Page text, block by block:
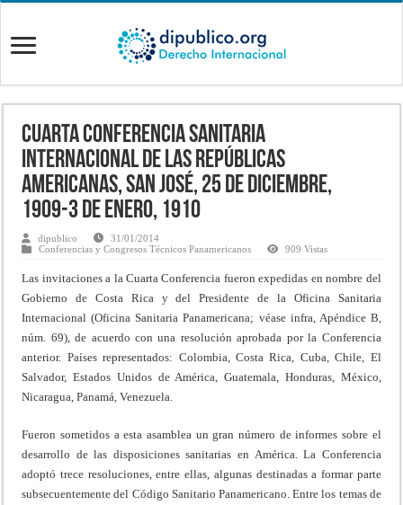
Cuarta Conferencia Sanitaria
Internacional de las Repúblicas
Americanas, San José, 25 de Diciembre,
1909-3 de Enero, 1910
dipublico
31/01/2014
Conferencias y Congresos Técnicos Panamericanos
909 Vistas
Las invitaciones a la Cuarta Conferencia fueron expedidas en nombre del
Gobierno de Costa Rica y del Presidente de la Oficina Sanitaria
Internacional (Oficina Sanitaria Panamericana; véase infra, Apéndice B,
núm. 69), de acuerdo con una resolución aprobada por la Conferencia
anterior. Países representados: Colombia, Costa Rica, Cuba, Chile, El
Salvador, Estados Unidos de América, Guatemala, Honduras, México,
Nicaragua, Panamá, Venezuela.
Fueron sometidos a esta asamblea un gran número de informes sobre el
desarrollo de las disposiciones sanitarias en América. La Conferencia
adoptó trece resoluciones, entre ellas, algunas destinadas a formar parte
subsecuentemente del Código Sanitario Panamericano. Entre los temas de